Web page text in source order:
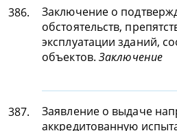
386.
Заключение о
обстоятельств,
эксплуатации зданий,
объектов. Заключение
387.
Заявление о выдаче
аккредитованную